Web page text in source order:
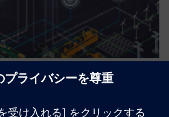
for Digital